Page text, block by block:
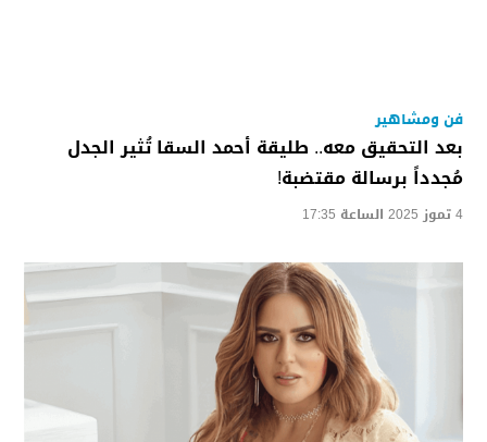
فن ومشاهير
بعد التحقيق معه.. طليقة أحمد السقا تُثير الجدل
مُجدداً برسالة مقتضبة!
4 تموز 2025 الساعة 17:35